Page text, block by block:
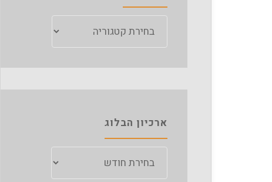
ארכיון הבלוג